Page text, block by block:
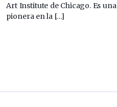
Art Institute de Chicago. Es una
pionera en la […]